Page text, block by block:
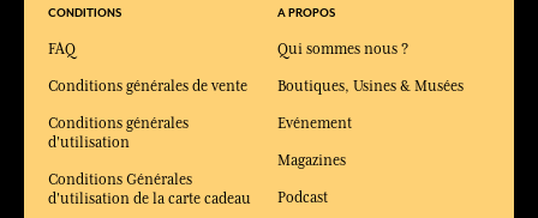
CONDITIONS
FAQ
Conditions générales de vente
Conditions générales
d'utilisation
Conditions Générales
d'utilisation de la carte cadeau
A PROPOS
Qui sommes nous ?
Boutiques, Usines & Musées
Evénement
Magazines
Podcast